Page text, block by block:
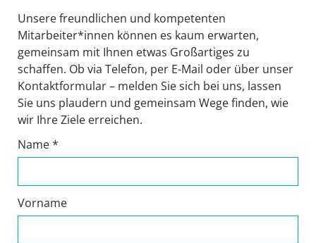
Unsere freundlichen und kompetenten
Mitarbeiter*innen können es kaum erwarten,
gemeinsam mit Ihnen etwas Großartiges zu
schaffen. Ob via Telefon, per E-Mail oder über unser
Kontaktformular – melden Sie sich bei uns, lassen
Sie uns plaudern und gemeinsam Wege finden, wie
wir Ihre Ziele erreichen.
Name *
Vorname